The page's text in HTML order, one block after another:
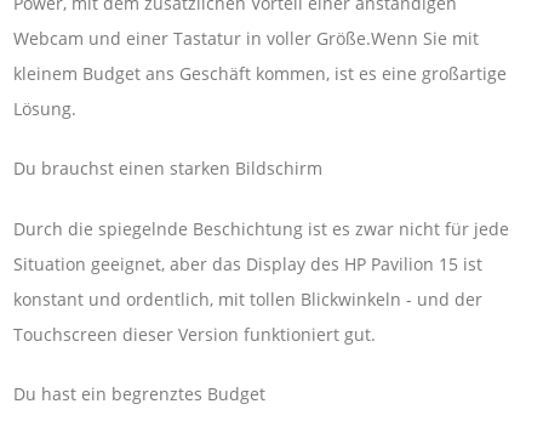
Webcam und einer Tastatur in voller Größe.Wenn Sie mit
kleinem Budget ans Geschäft kommen, ist es eine großartige
Lösung.
Du brauchst einen starken Bildschirm
Durch die spiegelnde Beschichtung ist es zwar nicht für jede
Situation geeignet, aber das Display des HP Pavilion 15 ist
konstant und ordentlich, mit tollen Blickwinkeln - und der
Touchscreen dieser Version funktioniert gut.
Du hast ein begrenztes Budget